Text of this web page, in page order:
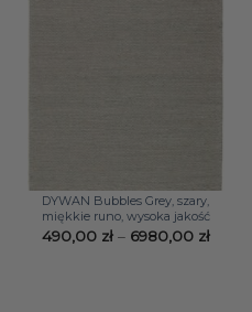
DYWAN Bubbles Grey, szary,
miękkie runo, wysoka jakość
490,00 zł – 6980,00 złZakres